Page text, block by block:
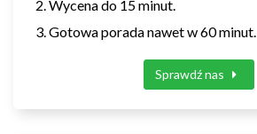
Wycena do 15 minut.
Gotowa porada nawet w 60 minut.
Sprawdź nas